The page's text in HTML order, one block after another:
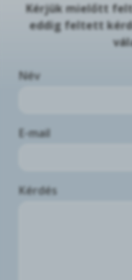
Kérjük mielőtt
eddig feltett
Név
E-mail
Kérdés